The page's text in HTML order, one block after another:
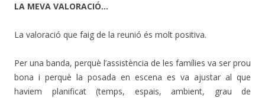
LA MEVA VALORACIÓ…
La valoració que faig de la reunió és molt positiva.
Per una banda, perquè l’assistència de les famílies va ser prou
bona i perquè la posada en escena es va ajustar al que
haviem planificat (temps, espais, ambient, grau de